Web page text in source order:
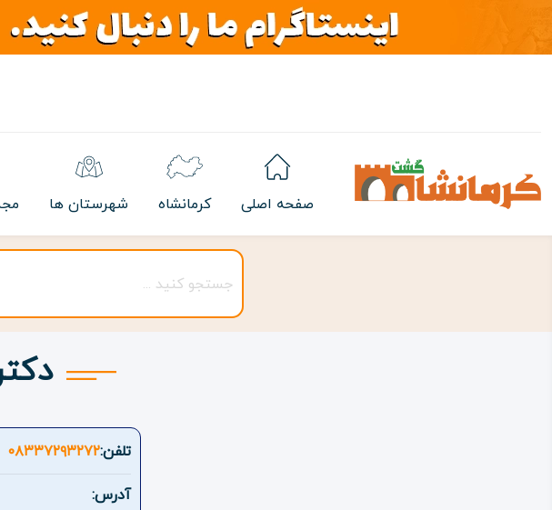
صفحه اصلی کرمانشاه شهرستان ها
تلفن:۰۸۳۳۷۲۹۳۲۷۲
آدرس: